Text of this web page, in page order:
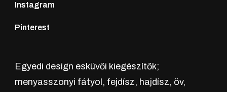
Instagram
Pinterest
Egyedi design esküvői kiegészítők;
menyasszonyi fátyol, fejdísz, hajdísz, öv,